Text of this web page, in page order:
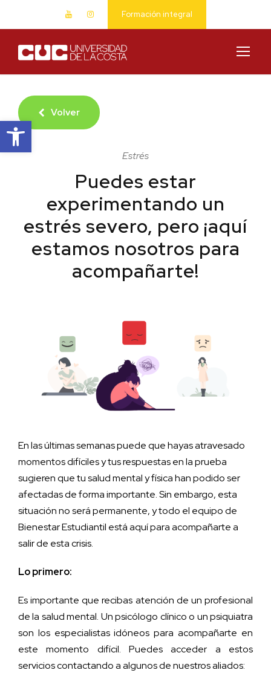
Abrir barra de herramientas
Formación integral
Volver
Estrés
Puedes estar
experimentando un
estrés severo, pero ¡aquí
estamos nosotros para
acompañarte!
En las últimas semanas puede que hayas atravesado
momentos difíciles y tus respuestas en la prueba
sugieren que tu salud mental y física han podido ser
afectadas de forma importante. Sin embargo, esta
situación no será permanente, y todo el equipo de
Bienestar Estudiantil está aquí para acompañarte a
salir de esta crisis.
Lo primero:
Es importante que recibas atención de un profesional
de la salud mental. Un psicólogo clínico o un psiquiatra
son los especialistas idóneos para acompañarte en
este momento difícil. Puedes acceder a estos
servicios contactando a algunos de nuestros aliados: